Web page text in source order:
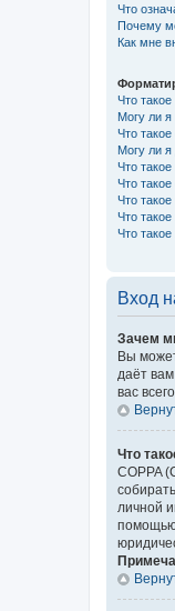
Что
Почему
Как мне
Что
Могу ли я
Что
Могу ли
Что
Что
Что
Что
Что
Вход
Зачем
Вы
даёт
вас
Что
COPPA
личной
помощью